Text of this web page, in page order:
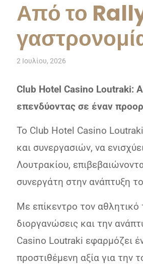
Από το
2 Ιουλίου, 2026
Club Hotel Casino Loutraki:
επενδύοντας σε έναν
Το Club Hotel Casino
και συνεργασιών, να
Λουτρακίου,
συνεργάτη στην ανάπτυξη
Με επίκεντρο τον αθλητικό
διοργανώσεις και την
Casino Loutraki εφαρμόζει
προστιθέμενη αξία για την